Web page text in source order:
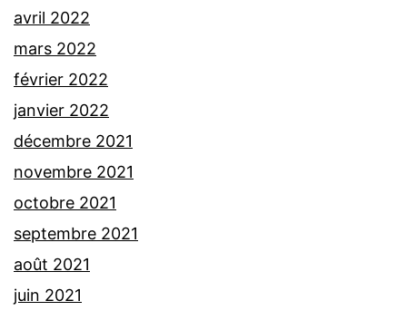
avril 2022
mars 2022
février 2022
janvier 2022
décembre 2021
novembre 2021
octobre 2021
septembre 2021
août 2021
juin 2021